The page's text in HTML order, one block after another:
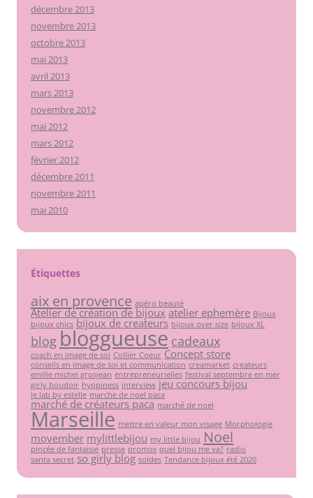
décembre 2013
novembre 2013
octobre 2013
mai 2013
avril 2013
mars 2013
novembre 2012
mai 2012
mars 2012
février 2012
décembre 2011
novembre 2011
mai 2010
Étiquettes
aix en provence apéro beauté
Atelier de création de bijoux atelier ephemère Bijoux
bijoux chics bijoux de createurs bijoux over size bijoux XL
blog bloggueuse cadeaux
coach en image de soi Collier Coeur Concept store
conseils en image de soi et communication creamarket createurs
emilie michel grosjean entrepreneurielles festival septembre en mer
girly boudoir hyppiness interview jeu concours bijou
le lab by estelle marche de noel paca
marché de créateurs paca marché de noel
Marseille mettre en valeur mon visage Morphologie
movember mylittlebijou my little bijou Noel
pincée de fantaisie presse promos quel bijou me va? radio
santa secret so girly blog soldes Tendance bijoux été 2020